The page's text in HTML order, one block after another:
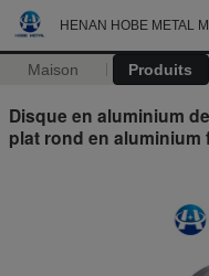
HENAN HOBE METAL
Maison Produits
Disque en aluminium
plat rond en